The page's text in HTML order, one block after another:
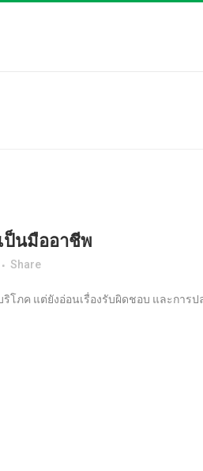
ป็นมืออาชีพ
Share
ริโภค แต่ยังอ่อนเรื่องรับผิดชอบ และการ